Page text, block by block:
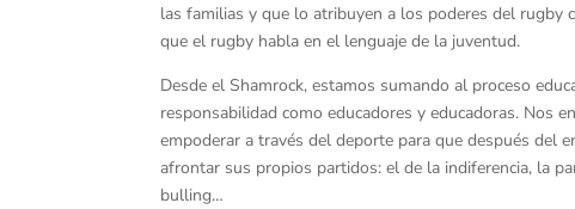
las familias y que lo atribuyen a los poderes del rugby
que el rugby habla en el lenguaje de la juventud.
Desde el Shamrock, estamos sumando al proceso
responsabilidad como educadores y educadoras. Nos
empoderar a través del deporte para que después del
afrontar sus propios partidos: el de la indiferencia, la
bulling…